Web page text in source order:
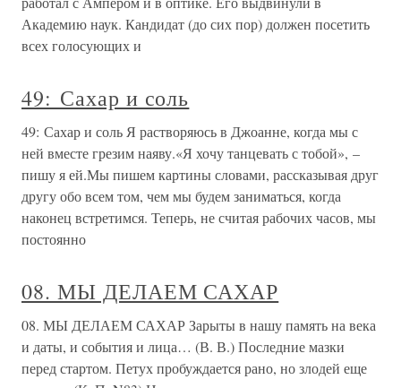
Академию наук. Кандидат (до сих пор) должен посетить
всех голосующих и
49: Сахар и соль
49: Сахар и соль Я растворяюсь в Джоанне, когда мы с
ней вместе грезим наяву.«Я хочу танцевать с тобой», –
пишу я ей.Мы пишем картины словами, рассказывая друг
другу обо всем том, чем мы будем заниматься, когда
наконец встретимся. Теперь, не считая рабочих часов, мы
постоянно
08. МЫ ДЕЛАЕМ САХАР
08. МЫ ДЕЛАЕМ САХАР Зарыты в нашу память на века
и даты, и события и лица… (В. В.) Последние мазки
перед стартом. Петух пробуждается рано, но злодей еще